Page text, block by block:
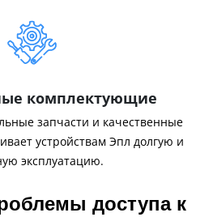
комплектующие
запчасти и качественные
устройствам Эпл долгую и
эксплуатацию.
доступа к